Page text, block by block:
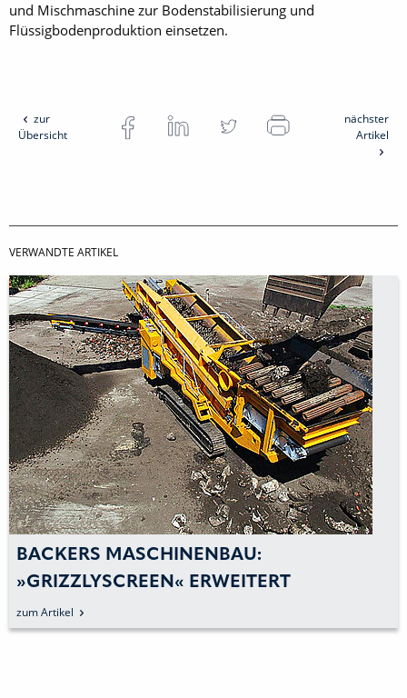
und Mischmaschine zur Bodenstabilisierung und
Flüssigbodenproduktion einsetzen.
zur
Übersicht
nächster
Artikel
VERWANDTE ARTIKEL
BACKERS MASCHINENBAU:
»GRIZZLYSCREEN« ERWEITERT
STERNSIEB-EINSATZBEREICHE
zum Artikel